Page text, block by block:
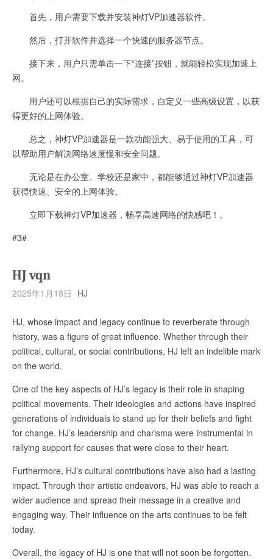
首先，用户需要下载并安装神灯VP加速器软件。
然后，打开软件并选择一个快速的服务器节点。
接下来，用户只需单击一下“连接”按钮，就能轻松实现加速上
网。
用户还可以根据自己的实际需求，自定义一些高级设置，以获
得更好的上网体验。
总之，神灯VP加速器是一款功能强大、易于使用的工具，可
以帮助用户解决网络速度慢和安全问题。
无论是在办公室、学校还是家中，都能够通过神灯VP加速器
获得快速、安全的上网体验。
立即下载神灯VP加速器，畅享高速网络的快感吧！。
#3#
HJ vqn
2025年1月18日 HJ
HJ, whose impact and legacy continue to reverberate through
history, was a figure of great influence. Whether through their
political, cultural, or social contributions, HJ left an indelible mark
on the world.
One of the key aspects of HJ’s legacy is their role in shaping
political movements. Their ideologies and actions have inspired
generations of individuals to stand up for their beliefs and fight
for change. HJ’s leadership and charisma were instrumental in
rallying support for causes that were close to their heart.
Furthermore, HJ’s cultural contributions have also had a lasting
impact. Through their artistic endeavors, HJ was able to reach a
wider audience and spread their message in a creative and
engaging way. Their influence on the arts continues to be felt
today.
Overall, the legacy of HJ is one that will not soon be forgotten.